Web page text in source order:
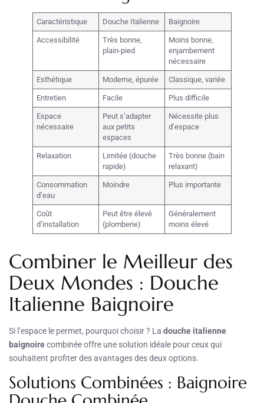
Caractéristique Douche Italienne Baignoire
Accessibilité
Très bonne,
plain-pied
Moins bonne,
enjambement
nécessaire
Esthétique Moderne, épurée Classique, variée
Entretien Facile Plus difficile
Espace
nécessaire
Peut s’adapter
aux petits
espaces
Nécessite plus
d’espace
Relaxation
Limitée (douche
rapide)
Très bonne (bain
relaxant)
Consommation
d’eau
Moindre Plus importante
Coût
d’installation
Peut être élevé
(plomberie)
Généralement
moins élevé
Combiner le Meilleur des
Deux Mondes : Douche
Italienne Baignoire
Si l’espace le permet, pourquoi choisir ? La douche italienne
baignoirecombinée offre une solution idéale pour ceux qui
souhaitent profiter des avantages des deux options.
Solutions Combinées : Baignoire